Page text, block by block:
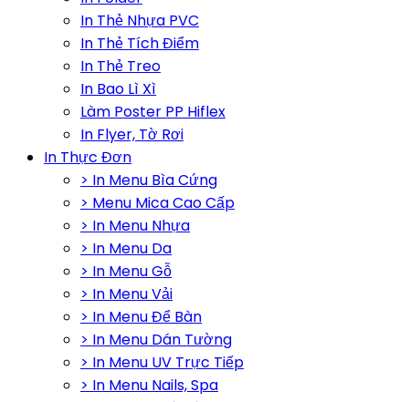
In Thẻ Nhựa PVC
In Thẻ Tích Điểm
In Thẻ Treo
In Bao Lì Xì
Làm Poster PP Hiflex
In Flyer, Tờ Rơi
In Thực Đơn
> In Menu Bìa Cứng
> Menu Mica Cao Cấp
> In Menu Nhựa
> In Menu Da
> In Menu Gỗ
> In Menu Vải
> In Menu Để Bàn
> In Menu Dán Tường
> In Menu UV Trực Tiếp
> In Menu Nails, Spa